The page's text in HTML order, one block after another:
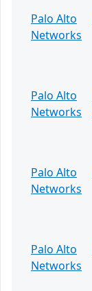
Palo Alto
Networks
Palo Alto
Networks
Palo Alto
Networks
Palo Alto
Networks